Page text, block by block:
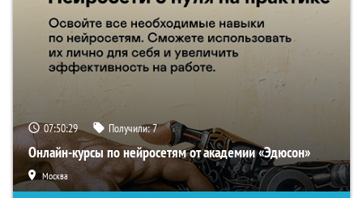
07:50:28 Получили:7
Онлайн-курсы по нейросетям от академии «Эдюсон»
Москва